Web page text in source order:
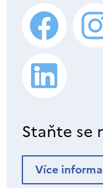
Staňte se
Více